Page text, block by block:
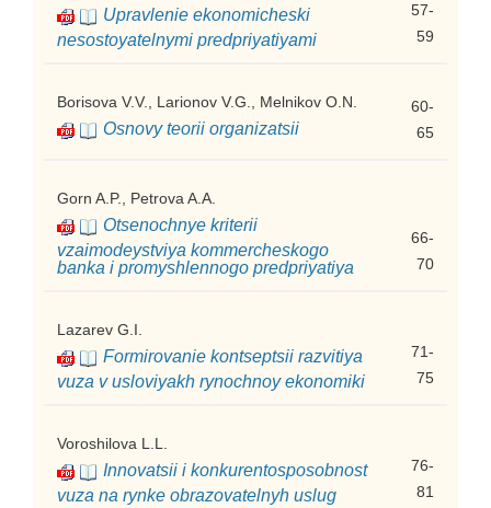
Upravlenie ekonomicheski
nesostoyatelnymi predpriyatiyami
57-
59
Borisova V.V., Larionov V.G., Melnikov O.N.
Osnovy teorii organizatsii
60-
65
Gorn A.P., Petrova A.A.
Otsenochnye kriterii
vzaimodeystviya kommercheskogo
banka i promyshlennogo predpriyatiya
66-
70
Lazarev G.I.
Formirovanie kontseptsii razvitiya
vuza v usloviyakh rynochnoy ekonomiki
71-
75
Voroshilova L.L.
Innovatsii i konkurentosposobnost
vuza na rynke obrazovatelnyh uslug
76-
81